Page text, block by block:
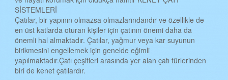
HATAY KENET ÇATI
ISPARTA KENET ÇATI
MERSİN KENET ÇATI
iSTANBUL KENET ÇATI
SİSTEMLERİ
Çatılar, bir yapının olmazsa olmazlarındandır ve özellikle de
en üst katlarda oturan kişiler için çatının önemi daha da
önemli hal almaktadır. Çatılar, yağmur veya kar suyunun
birikmesini engellemek için genelde eğimli
yapılmaktadır.Çatı çeşitleri arasında yer alan çatı türlerinden
biri de kenet çatılardır.